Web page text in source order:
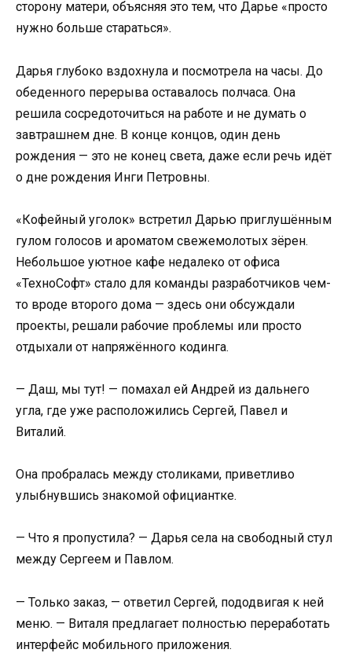
сторону матери, объясняя это тем, что Дарье «просто
нужно больше стараться».
Дарья глубоко вздохнула и посмотрела на часы. До
обеденного перерыва оставалось полчаса. Она
решила сосредоточиться на работе и не думать о
завтрашнем дне. В конце концов, один день
рождения — это не конец света, даже если речь идёт
о дне рождения Инги Петровны.
«Кофейный уголок» встретил Дарью приглушённым
гулом голосов и ароматом свежемолотых зёрен.
Небольшое уютное кафе недалеко от офиса
«ТехноСофт» стало для команды разработчиков чем-
то вроде второго дома — здесь они обсуждали
проекты, решали рабочие проблемы или просто
отдыхали от напряжённого кодинга.
— Даш, мы тут! — помахал ей Андрей из дальнего
угла, где уже расположились Сергей, Павел и
Виталий.
Она пробралась между столиками, приветливо
улыбнувшись знакомой официантке.
— Что я пропустила? — Дарья села на свободный стул
между Сергеем и Павлом.
— Только заказ, — ответил Сергей, пододвигая к ней
меню. — Виталя предлагает полностью переработать
интерфейс мобильного приложения.